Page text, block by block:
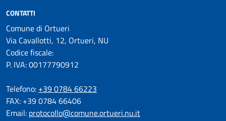
CONTATTI
Comune di Ortueri
Via Cavallotti, 12, Ortueri, NU
Codice fiscale:
P. IVA: 00177790912
Telefono: +39 0784 66223
FAX: +39 0784 66406
Email: protocollo@comune.ortueri.nu.it